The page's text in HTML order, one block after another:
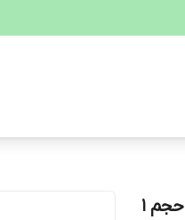
شکلات شیر و غلات برنج وبروو گریزلی vobro gryzzzly حجم ۱